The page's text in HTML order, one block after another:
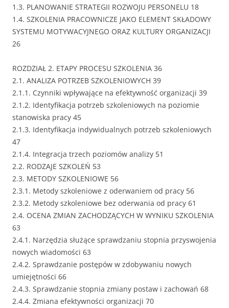
1.3. PLANOWANIE STRATEGII ROZWOJU PERSONELU 18
1.4. SZKOLENIA PRACOWNICZE JAKO ELEMENT SKŁADOWY
SYSTEMU MOTYWACYJNEGO ORAZ KULTURY ORGANIZACJI
26
ROZDZIAŁ 2. ETAPY PROCESU SZKOLENIA 36
2.1. ANALIZA POTRZEB SZKOLENIOWYCH 39
2.1.1. Czynniki wpływające na efektywność organizacji 39
2.1.2. Identyfikacja potrzeb szkoleniowych na poziomie
stanowiska pracy 45
2.1.3. Identyfikacja indywidualnych potrzeb szkoleniowych
47
2.1.4. Integracja trzech poziomów analizy 51
2.2. RODZAJE SZKOLEŃ 53
2.3. METODY SZKOLENIOWE 56
2.3.1. Metody szkoleniowe z oderwaniem od pracy 56
2.3.2. Metody szkoleniowe bez oderwania od pracy 61
2.4. OCENA ZMIAN ZACHODZĄCYCH W WYNIKU SZKOLENIA
63
2.4.1. Narzędzia służące sprawdzaniu stopnia przyswojenia
nowych wiadomości 63
2.4.2. Sprawdzanie postępów w zdobywaniu nowych
umiejętności 66
2.4.3. Sprawdzanie stopnia zmiany postaw i zachowań 68
2.4.4. Zmiana efektywności organizacji 70